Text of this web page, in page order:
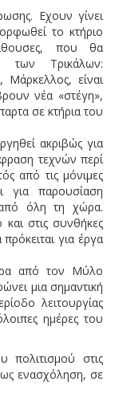
Εχουν γίνει
το κτήριο
που θα
των Τρικάλων:
Μάρκελλος, είναι
νέα «στέγη»,
σε κτήρια του
ακριβώς για
τεχνών περί
από τις μόνιμες
για παρουσίαση
από όλη τη χώρα.
στις συνθήκες
για έργα
από τον Μύλο
μια σημαντική
λειτουργίας
ημέρες του
πολιτισμού στις
ως ενασχόληση, σε